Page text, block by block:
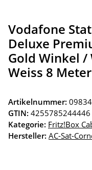
Vodafone
Deluxe
Gold Winkel
Weiss 8 Meter
Artikelnummer:
GTIN: 4255785244446
Kategorie: Fritz!Box
Hersteller: AC-Sat-